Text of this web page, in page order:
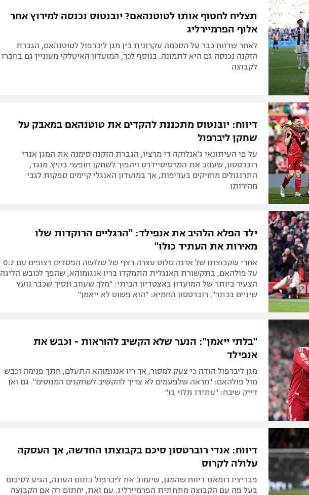
עסק
הפועל חיפה
הפועל באר שבע
מכבי נתניה
בני יהודה
ליגות נוספות
תצליח לחטוף אותו לטוטנהאם? יובנטוס נכנסה למירוץ אחר
אלוף הפרמיירליג
לאחר שדווח כבר על הסכמה עקרונית בין מגן ליברפול לטוטנהאם, הגברת
הזקנה נכנסה גם היא לתמונה. בנוסף לכך, המועדון האיטלקי מעוניין גם בחברו
לקבוצה
דיווח: יובנטוס מתכננת להקדים את טוטנהאם במאבק על
שחקן ליברפול
על פי העיתונאי ג'אנלוקה די מרציו, הגברת הזקנה סימנה את המגן אנדי
רוברטסון, שעוזב את המרסיסיידרס ויהפוך לשחקן חופשי בקיץ. מנגד,
התרנגולים מחזיקים בעדיפות, אך במועדון האנגלי קיימים ספקות לגבי
מהירותו
ילד הפלא הלהיב את אנפילד: "הרגליים הרוקדות שלו
מאירות את העתיד כולו"
אחרי שקבוצתו של ארנה סלוט עצרה רצף של שלושה הפסדים רצופים עם 0:2
על פולהאם, בתקשורת האנגלית התמקדו בריו אנגומוהא, שהפך לכובש הליגה
הצעיר ביותר של המועדון באצטדיון הביתי: "מלך שעוזב ונסיך שכבר נועץ
שיניים בכתר". רוברטסון החמיא: "הוא פשוט לא ייאמן"
"בלתי ייאמן": הנער שלא הקשיב להוראות - וכבש את
אנפילד
מגן ליברפול הודה כי צעק למסור, אך ריו אנגומוהא התעלם, חתך פנימה וכבש
מול פולהאם: "מראה שלפעמים לא צריך להקשיב לשחקנים המנוסים". גם ואן
דייק שיבח: "עתידו תלוי בו"
דיווח: אנדי רוברטסון סיכם בקבוצתו החדשה, אך העסקה
עלולה לקרוס
פבריציו רומאנו דיווח שהמגן, שיעזוב את ליברפול בתום העונה, הגיע לסיכום
בעל פה עם הקבוצה מתחתית הפרמיירליג. עם זאת, יחתום רק אם הקבוצה